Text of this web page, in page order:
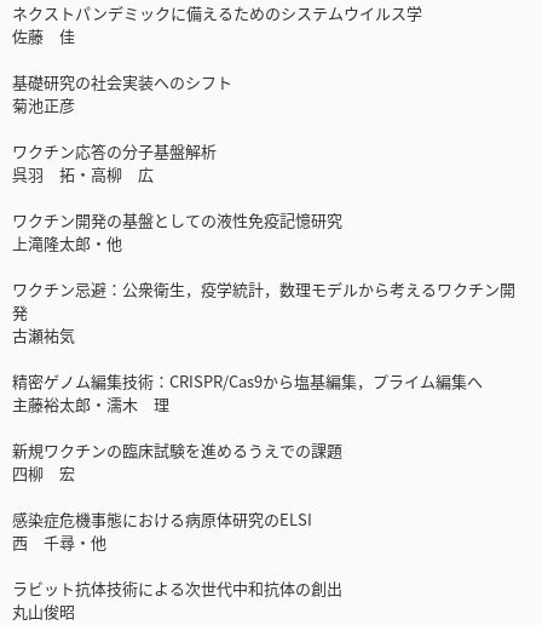
ネクストパンデミックに備えるためのシステムウイルス学
佐藤 佳
基礎研究の社会実装へのシフト
菊池正彦
ワクチン応答の分子基盤解析
呉羽 拓・高柳 広
ワクチン開発の基盤としての液性免疫記憶研究
上滝隆太郎・他
ワクチン忌避：公衆衛生，疫学統計，数理モデルから考えるワクチン開
発
古瀬祐気
精密ゲノム編集技術：CRISPR/Cas9から塩基編集，プライム編集へ
主藤裕太郎・濡木 理
新規ワクチンの臨床試験を進めるうえでの課題
四柳 宏
感染症危機事態における病原体研究のELSI
西 千尋・他
ラビット抗体技術による次世代中和抗体の創出
丸山俊昭